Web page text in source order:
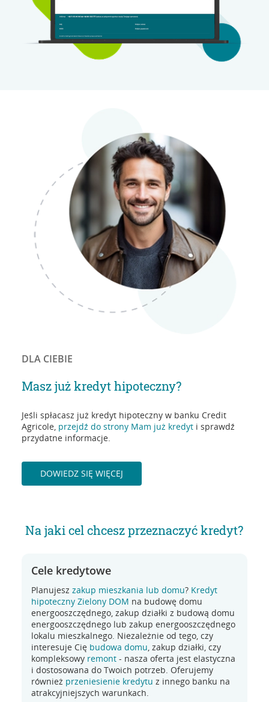
DLA CIEBIE
Masz już kredyt hipoteczny?
Jeśli spłacasz już kredyt hipoteczny w banku Credit
Agricole, przejdź do strony Mam już kredyti sprawdź
przydatne informacje.
DOWIEDZ SIĘ WIĘCEJ
Na jaki cel chcesz przeznaczyć kredyt?
Cele kredytowe
Planujesz zakup mieszkania lub domu? Kredyt
hipoteczny Zielony DOM na budowę domu
energooszczędnego, zakup działki z budową domu
energooszczędnego lub zakup energooszczędnego
lokalu mieszkalnego. Niezależnie od tego, czy
interesuje Cię budowa domu, zakup działki, czy
kompleksowy remont- nasza oferta jest elastyczna
i dostosowana do Twoich potrzeb. Oferujemy
również przeniesienie kredytu z innego banku na
atrakcyjniejszych warunkach.